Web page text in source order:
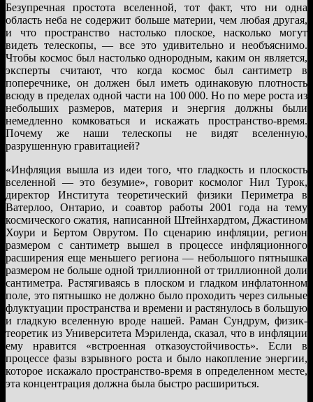
Безупречная простота вселенной, тот факт, что ни одна
область неба не содержит больше материи, чем любая другая,
и что пространство настолько плоское, насколько могут
видеть телескопы, — все это удивительно и необъяснимо.
Чтобы космос был настолько однородным, каким он является,
эксперты считают, что когда космос был сантиметр в
поперечнике, он должен был иметь одинаковую плотность
всюду в пределах одной части на 100 000. Но по мере роста из
небольших размеров, материя и энергия должны были
немедленно комковаться и искажать пространство-время.
Почему же наши телескопы не видят вселенную,
разрушенную гравитацией?
«Инфляция вышла из идеи того, что гладкость и плоскость
вселенной — это безумие», говорит космолог Нил Турок,
директор Института теоретический физики Периметра в
Ватерлоо, Онтарио, и соавтор работы 2001 года на тему
космического сжатия, написанной Штейнхардтом, Джастином
Хоури и Бертом Оврутом. По сценарию инфляции, регион
размером с сантиметр вышел в процессе инфляционного
расширения еще меньшего региона — небольшого пятнышка
размером не больше одной триллионной от триллионной доли
сантиметра. Растягиваясь в плоском и гладком инфлатонном
поле, это пятнышко не должно было проходить через сильные
флуктуации пространства и времени и растянулось в большую
и гладкую вселенную вроде нашей. Раман Сундрум, физик-
теоретик из Университета Мэриленда, сказал, что в инфляции
ему нравится «встроенная отказоустойчивость». Если в
процессе фазы взрывного роста и было накопление энергии,
которое искажало пространство-время в определенном месте,
эта концентрация должна была быстро расшириться.